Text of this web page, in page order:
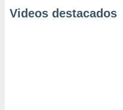
Videos destacados